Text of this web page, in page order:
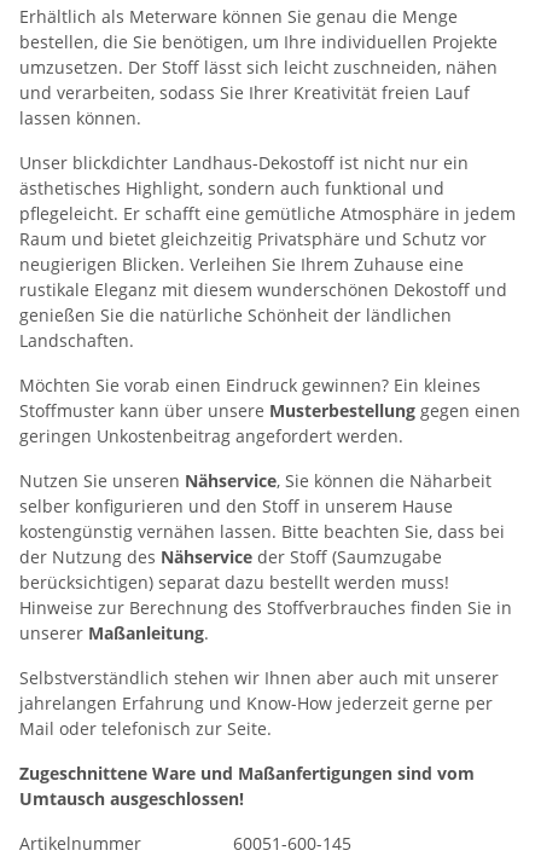
Erhältlich als Meterware können Sie genau die Menge
bestellen, die Sie benötigen, um Ihre individuellen Projekte
umzusetzen. Der Stoff lässt sich leicht zuschneiden, nähen
und verarbeiten, sodass Sie Ihrer Kreativität freien Lauf
lassen können.
Unser blickdichter Landhaus-Dekostoff ist nicht nur ein
ästhetisches Highlight, sondern auch funktional und
pflegeleicht. Er schafft eine gemütliche Atmosphäre in jedem
Raum und bietet gleichzeitig Privatsphäre und Schutz vor
neugierigen Blicken. Verleihen Sie Ihrem Zuhause eine
rustikale Eleganz mit diesem wunderschönen Dekostoff und
genießen Sie die natürliche Schönheit der ländlichen
Landschaften.
Möchten Sie vorab einen Eindruck gewinnen? Ein kleines
Stoffmuster kann über unsere Musterbestellung gegen einen
geringen Unkostenbeitrag angefordert werden.
Nutzen Sie unseren Nähservice, Sie können die Näharbeit
selber konfigurieren und den Stoff in unserem Hause
kostengünstig vernähen lassen. Bitte beachten Sie, dass bei
der Nutzung des Nähservice der Stoff (Saumzugabe
berücksichtigen) separat dazu bestellt werden muss!
Hinweise zur Berechnung des Stoffverbrauches finden Sie in
unserer Maßanleitung.
Selbstverständlich stehen wir Ihnen aber auch mit unserer
jahrelangen Erfahrung und Know-How jederzeit gerne per
Mail oder telefonisch zur Seite.
Zugeschnittene Ware und Maßanfertigungen sind vom
Umtausch ausgeschlossen!
Artikelnummer
60051-600-145